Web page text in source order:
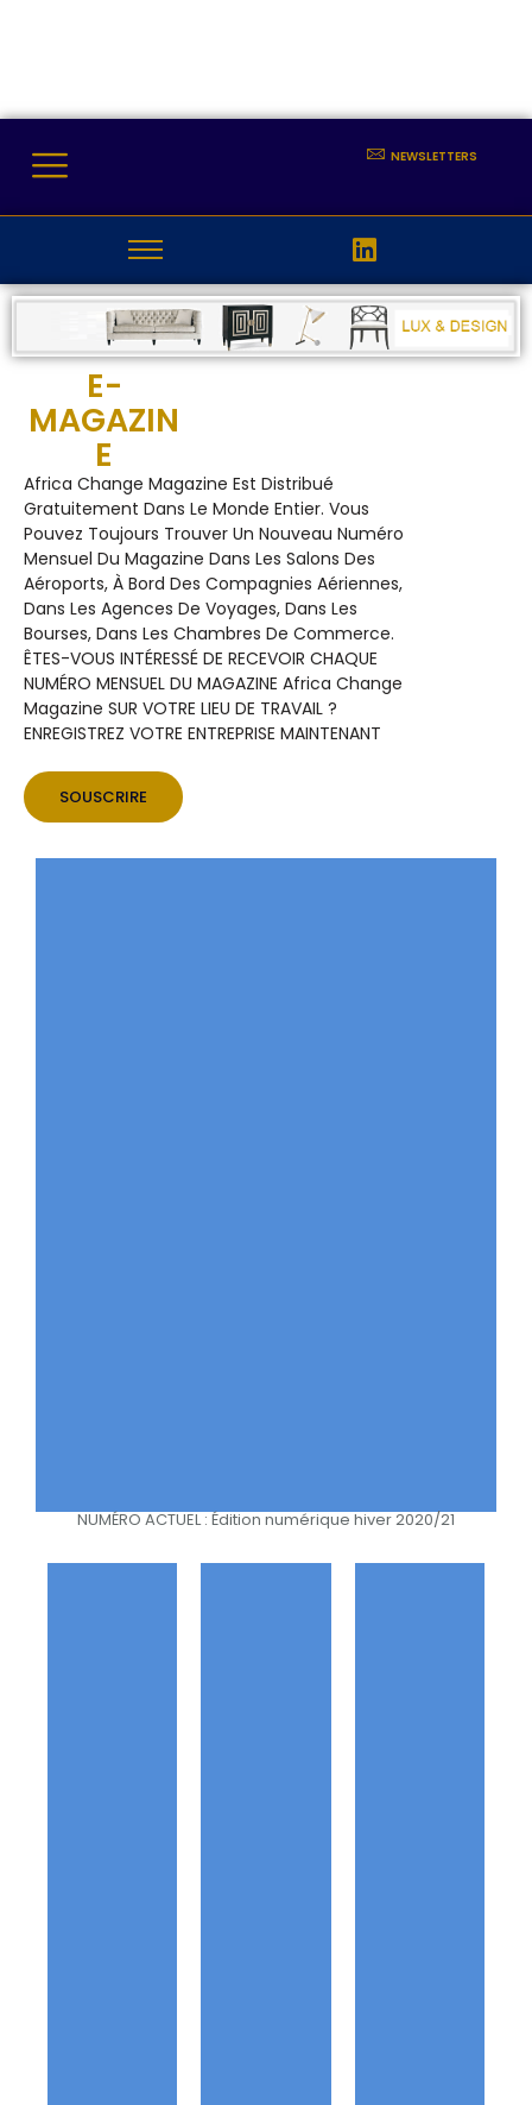
NEWSLETTERS
E-
MAGAZIN
E
Africa Change Magazine Est Distribué
Gratuitement Dans Le Monde Entier. Vous
Pouvez Toujours Trouver Un Nouveau Numéro
Mensuel Du Magazine Dans Les Salons Des
Aéroports, À Bord Des Compagnies Aériennes,
Dans Les Agences De Voyages, Dans Les
Bourses, Dans Les Chambres De Commerce.
ÊTES-VOUS INTÉRESSÉ DE RECEVOIR CHAQUE
NUMÉRO MENSUEL DU MAGAZINE Africa Change
Magazine SUR VOTRE LIEU DE TRAVAIL ?
ENREGISTREZ VOTRE ENTREPRISE MAINTENANT
SOUSCRIRE
NUMÉRO ACTUEL : Édition numérique hiver 2020/21